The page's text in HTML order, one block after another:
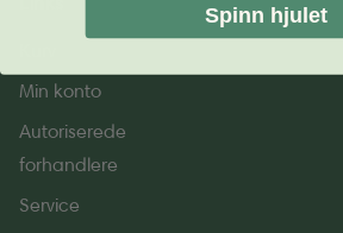
Min konto
Autoriserede
forhandlere
Service
Spinn hjulet